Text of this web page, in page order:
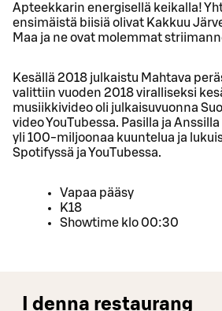
Apteekkarin energisellä keikalla!
ensimäistä biisiä olivat Kakkuu
Maa ja ne ovat molemmat
Kesällä 2018 julkaistu Mahtava
valittiin vuoden 2018 viralliseksi
musiikkivideo oli julkaisuvuonna
video YouTubessa. Pasilla ja
yli 100-miljoonaa kuuntelua ja
Spotifyssä ja YouTubessa.
Vapaa pääsy
K18
Showtime klo 00:30
I denna restaurang